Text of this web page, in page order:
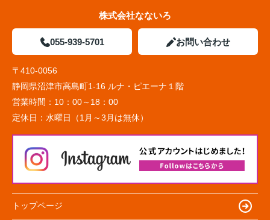
株式会社なないろ
055-939-5701 お問い合わせ
〒410-0056
静岡県沼津市高島町1-16 ルナ・ピエーナ１階
営業時間： 10：00～18：00
定休日： 水曜日（1月～3月は無休）
トップページ